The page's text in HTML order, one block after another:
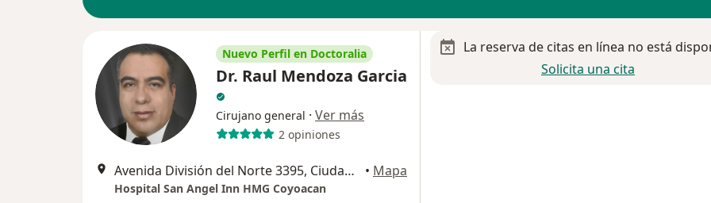
Nuevo Perfil en Doctoralia
Dr. Raul Mendoza Garcia
Cirujano general · Ver más
2 opiniones
Avenida División del Norte 3395, Ciudad de México • Mapa
Hospital San Angel Inn HMG Coyoacan
La reserva de citas en línea no está
Solicita una cita